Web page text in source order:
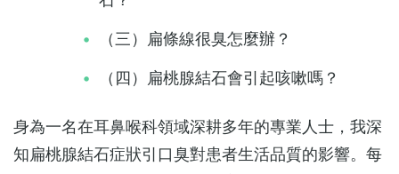
（三）扁條線很臭怎麼辦？
（四）扁桃腺結石會引起咳嗽嗎？
身為一名在耳鼻喉科領域深耕多年的專業人士，我深
知扁桃腺結石症狀引口臭對患者生活品質的影響。每